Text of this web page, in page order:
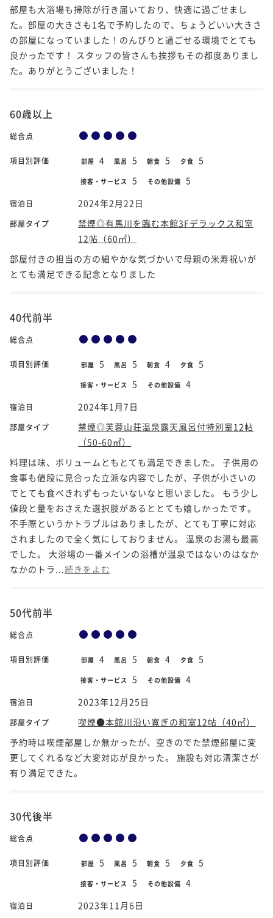
部屋も大浴場も掃除が行き届いており、快適に過ごせまし
た。部屋の大きさも1名で予約したので、ちょうどいい大きさ
の部屋になっていました！のんびりと過ごせる環境でとても
良かったです！ スタッフの皆さんも挨拶もその都度ありまし
た。ありがとうございました！
60歳以上
総合点
項目別評価 部屋 4 風呂 5 朝食 5 夕食 5
接客・サービス 5 その他設備 5
宿泊日 2024年2月22日
部屋タイプ
禁煙◎有馬川を臨む本館3Fデラックス和室
12帖（60㎡）
部屋付きの担当の方の細やかな気づかいで母親の米寿祝いが
とても満足できる記念となりました
40代前半
総合点
項目別評価 部屋 5 風呂 5 朝食 4 夕食 5
接客・サービス 5 その他設備 4
宿泊日 2024年1月7日
部屋タイプ
禁煙◎芙蓉山荘温泉露天風呂付特別室12帖
（50-60㎡）
料理は味、ボリュームともとても満足できました。 子供用の
食事も値段に見合った立派な内容でしたが、子供が小さいの
でとても食べきれずもったいないなと思いました。 もう少し
値段と量をおさえた選択肢があるととても嬉しかったです。
不手際というかトラブルはありましたが、とても丁寧に対応
されましたので全く気にしておりません。 温泉のお湯も最高
でした。 大浴場の一番メインの浴槽が温泉ではないのはなか
なかのトラ... 続きをよむ
50代前半
総合点
項目別評価 部屋 4 風呂 5 朝食 4 夕食 5
接客・サービス 5 その他設備 4
宿泊日 2023年12月25日
部屋タイプ
喫煙●本館川沿い寛ぎの和室12帖（40㎡）
予約時は喫煙部屋しか無かったが、空きのでた禁煙部屋に変
更してくれるなど大変対応が良かった。 施設も対応清潔さが
有り満足できた。
30代後半
総合点
項目別評価 部屋 5 風呂 5 朝食 5 夕食 5
接客・サービス 5 その他設備 4
宿泊日 2023年11月6日